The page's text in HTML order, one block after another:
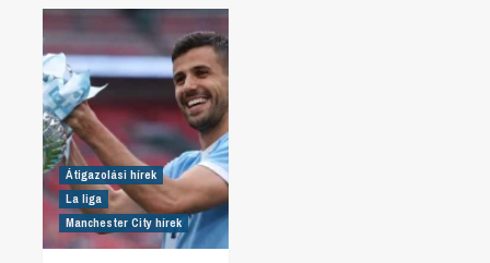
Átigazolási hírek
La liga
Manchester City hírek